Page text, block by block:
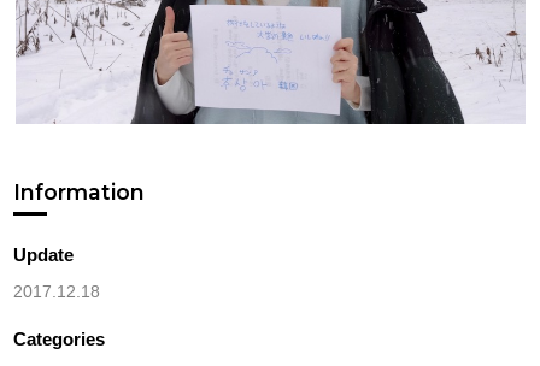
Information
Update
2017.12.18
Categories